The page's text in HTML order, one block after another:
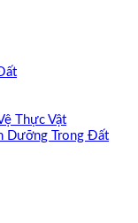
Thực Vật
Dưỡng Trong Đất